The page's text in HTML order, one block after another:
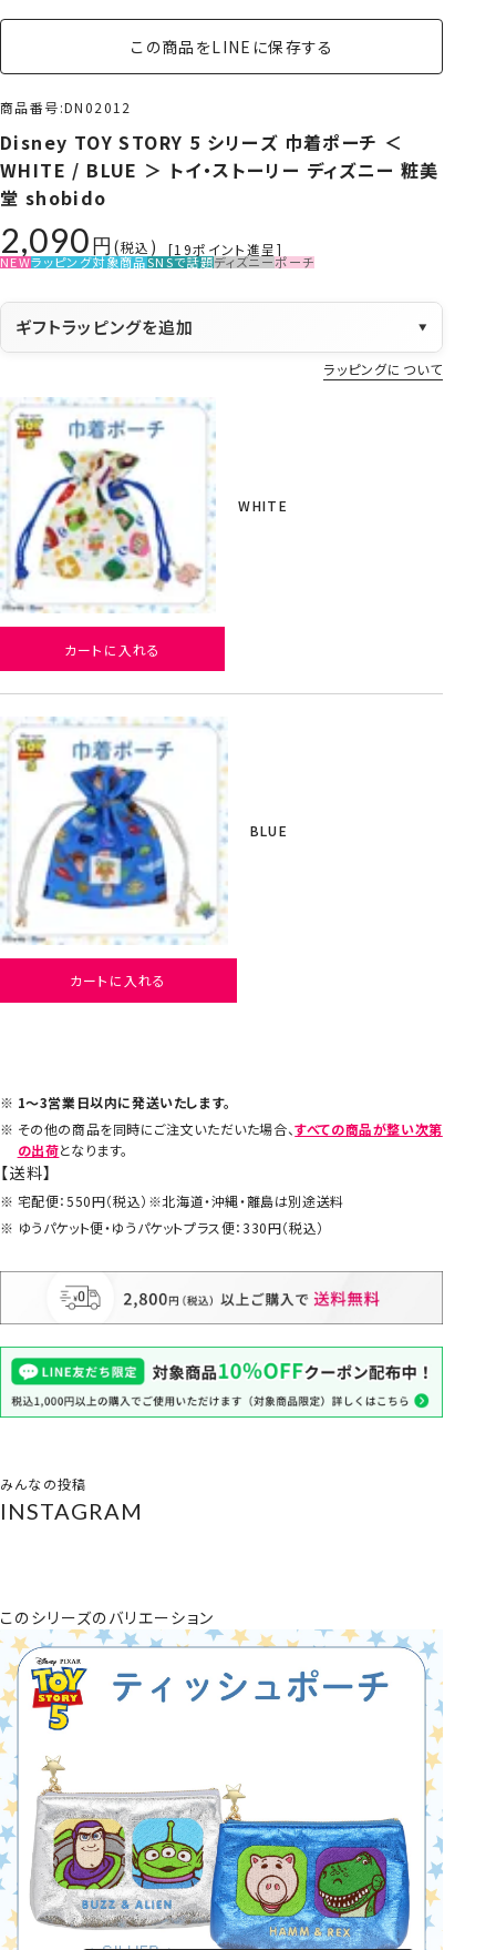
この商品をLINEに保存する
商品番号 DN02012
Disney TOY STORY 5 シリーズ 巾着ポーチ ＜
WHITE / BLUE ＞ トイ・ストーリー ディズニー 粧美
堂 shobido
2,090 税込 [19ポイント進呈]
NEWラッピング対象商品SNSで話題ディズニーポーチ
ギフトラッピングを追加 ▼
ラッピングについて
WHITE
カートに入れる
BLUE
カートに入れる
1～3営業日以内に発送いたします。
その他の商品を同時にご注文いただいた場合、すべての商品が整い次第
の出荷となります。
【送料】
宅配便：550円（税込）※北海道・沖縄・離島は別途送料
ゆうパケット便・ゆうパケットプラス便：330円（税込）
みんなの投稿
INSTAGRAM
このシリーズのバリエーション